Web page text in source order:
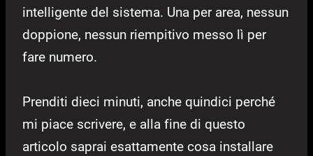
intelligente del sistema. Una per area, nessun
doppione, nessun riempitivo messo lì per
fare numero.
Prenditi dieci minuti, anche quindici perché
mi piace scrivere, e alla fine di questo
articolo saprai esattamente cosa installare